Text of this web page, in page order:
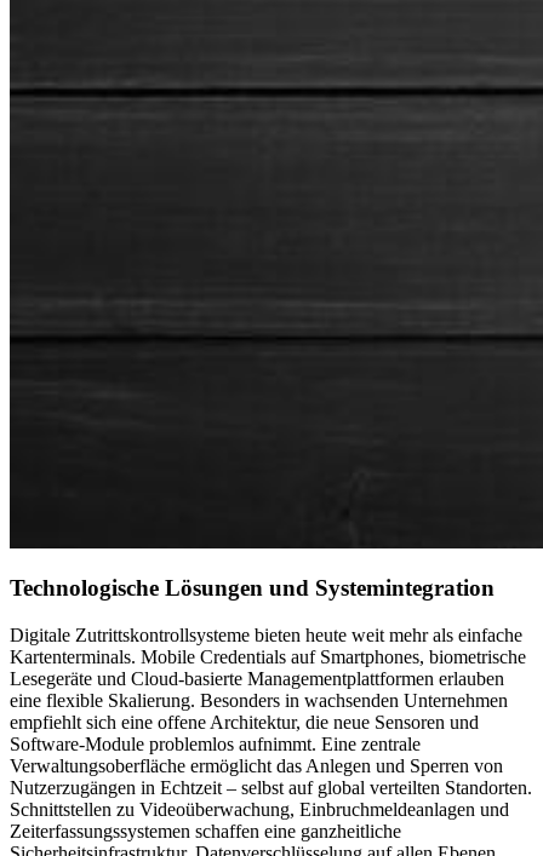
Technologische Lösungen und Systemintegration
Digitale Zutrittskontrollsysteme bieten heute weit mehr als einfache
Kartenterminals. Mobile Credentials auf Smartphones, biometrische
Lesegeräte und Cloud-basierte Managementplattformen erlauben
eine flexible Skalierung. Besonders in wachsenden Unternehmen
empfiehlt sich eine offene Architektur, die neue Sensoren und
Software-Module problemlos aufnimmt. Eine zentrale
Verwaltungsoberfläche ermöglicht das Anlegen und Sperren von
Nutzerzugängen in Echtzeit – selbst auf global verteilten Standorten.
Schnittstellen zu Videoüberwachung, Einbruch­meldeanlagen und
Zeiterfassungssystemen schaffen eine ganzheitliche